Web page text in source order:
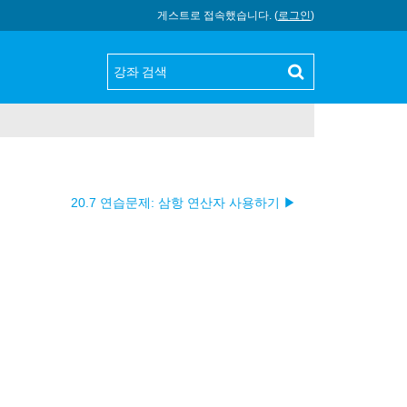
게스트로 접속했습니다. (로그인)
20.7 연습문제: 삼항 연산자 사용하기 ▶︎